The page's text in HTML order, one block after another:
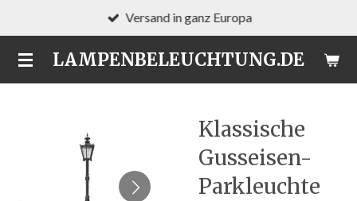
Hauptinhalt
springenLAMPENBELEUCHTUNG.DE
Versand in ganz Europa
Klassische
Gusseisen-
Parkleuchte